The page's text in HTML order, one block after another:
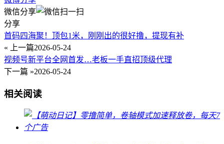
微信分享
分享
首码四海聚！顶包1米，刚刚出的很好撸，提现有补
« 上一篇2026-05-24
视频号新平台全网首发…老板一手直招顶级代理
下一篇 »2026-05-24
相关阅读